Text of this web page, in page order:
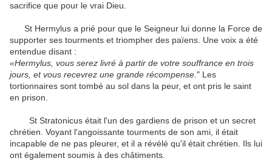
sacrifice que pour le vrai Dieu.
St Hermylus a prié pour que le Seigneur lui donne la Force de
supporter ses tourments et triompher des païens Une voix a été
entendue disant :
«Hermylus, vous serez livré à partir de votre souffrance en trois
jours, et vous recevrez une grande récompense. " Les
tortionnaires sont tombé au sol dans la peur, et ont pris le saint
en prison.
St Stratonicus était l'un des gardiens de prison et un secret
chrétien. Voyant l'angoissante tourments de son ami, il était
incapable de ne pas pleurer, et il a révélé qu'il était chrétien
Ils lui
ont également soumis à des châtiments